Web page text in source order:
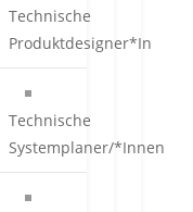
Technische
Produktdesigner*In
Technische
Systemplaner/*Innen